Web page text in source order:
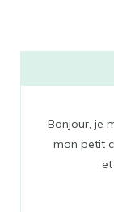
Bonjour, je
mon petit